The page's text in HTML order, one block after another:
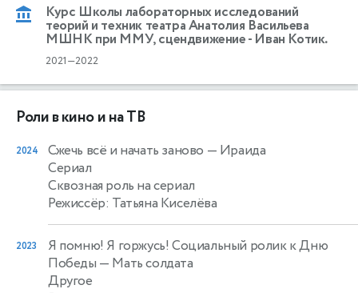
Курс Школы лабораторных исследований
теорий и техник театра Анатолия Васильева
МШНК при ММУ, сцендвижение - Иван Котик.
2021—2022
Роли в кино и на ТВ
2024 Сжечь всё и начать заново — Ираида
Сериал
Сквозная роль на сериал
Режиссёр: Татьяна Киселёва
2023
Я помню! Я горжусь! Социальный ролик к Дню
Победы — Мать солдата
Другое